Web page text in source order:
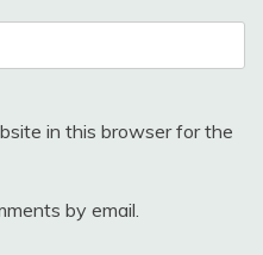
in this browser for the
by email.